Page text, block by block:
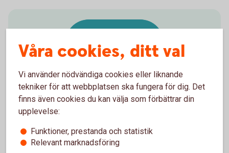
Frågor?
Kontakta oss
Våra cookies, ditt val
Vi använder nödvändiga cookies eller liknande
tekniker för att webbplatsen ska fungera för dig. Det
finns även cookies du kan välja som förbättrar din
upplevelse:
Funktioner, prestanda och statistik
Relevant marknadsföring